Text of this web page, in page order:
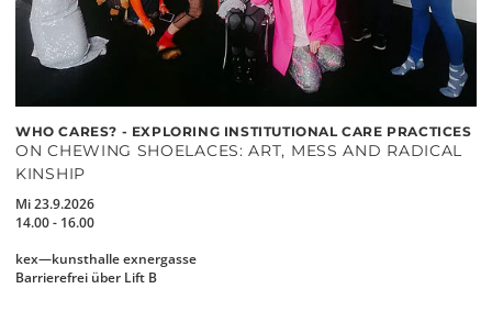
WHO CARES? - EXPLORING INSTITUTIONAL CARE PRACTICES
ON CHEWING SHOELACES: ART, MESS AND RADICAL
KINSHIP
Mi 23.9.2026
14.00 - 16.00
kex—kunsthalle exnergasse
Barrierefrei über Lift B